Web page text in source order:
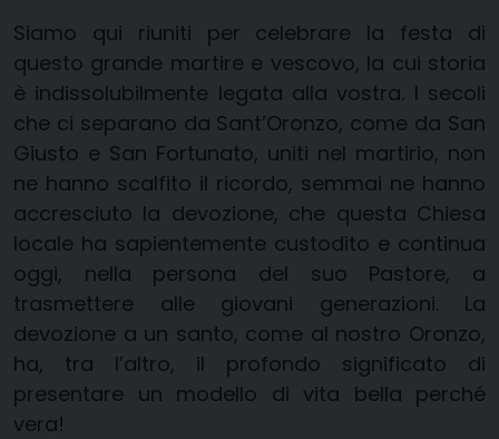
Siamo qui riuniti per celebrare la festa di
questo grande martire e vescovo, la cui storia
è indissolubilmente legata alla vostra. I secoli
che ci separano da Sant’Oronzo, come da San
Giusto e San Fortunato, uniti nel martirio, non
ne hanno scalfito il ricordo, semmai ne hanno
accresciuto la devozione, che questa Chiesa
locale ha sapientemente custodito e continua
oggi, nella persona del suo Pastore, a
trasmettere alle giovani generazioni. La
devozione a un santo, come al nostro Oronzo,
ha, tra l’altro, il profondo significato di
presentare un modello di vita bella perché
vera!